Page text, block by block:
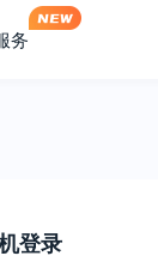
务
登录